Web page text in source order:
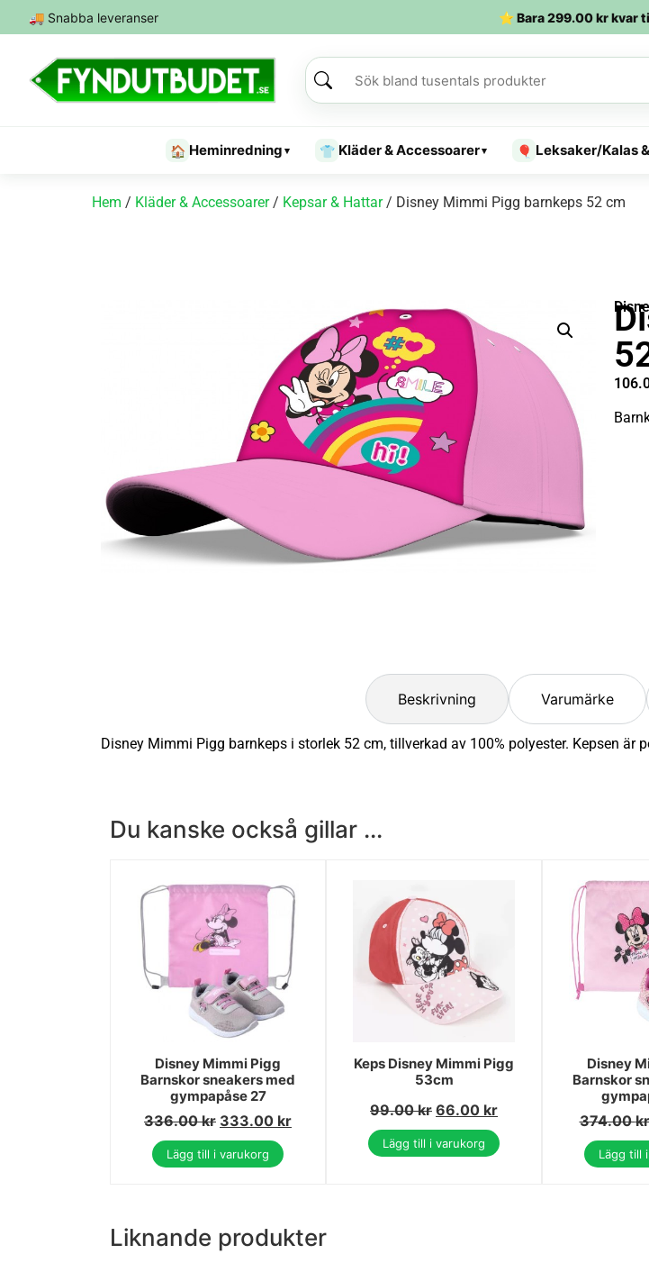
🚚 Snabba leveranser ⭐ Bara299.00krkvar
🏠 Heminredning ▾ 👕 Kläder & Accessoarer▾ 🎈 Leksaker/Kalas
Hem / Kläder & Accessoarer/ Kepsar & Hattar/ Disney Mimmi Pigg barnkeps 52 cm
Beskrivning Varumärke
Disney Mimmi Pigg barnkeps i storlek 52 cm, tillverkad av 100% polyester. Kepsen
Du kanske också gillar ...
Disney Mimmi Pigg
Barnskor sneakers med
gympapåse 27
336.00kr 333.00 kr
Lägg till i varukorg
Keps Disney Mimmi Pigg
53cm
99.00kr 66.00 kr
Lägg till i varukorg
Disney
Barnskor
374.00kr
Lägg till
Liknande produkter